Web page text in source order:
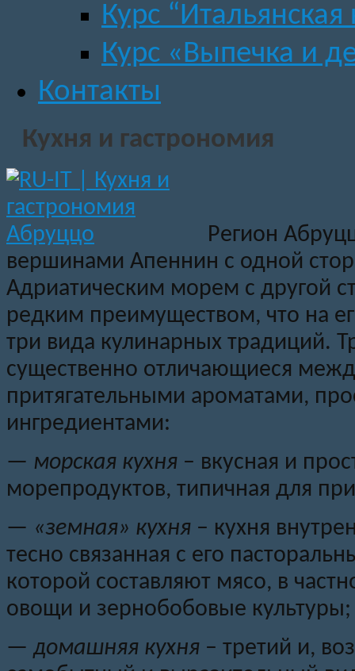
Курс “Итальянская
Курс «Выпечка и
Контакты
Кухня и гастрономия
Регион
вершинами Апеннин с одной
Адриатическим морем с другой
редким преимуществом, что на
три вида кулинарных традиций.
существенно отличающиеся
притягательными ароматами,
ингредиентами:
— морская кухня – вкусная и
морепродуктов, типичная для
— «земная» кухня – кухня
тесно связанная с его
которой составляют мясо, в
овощи и зернобобовые культуры;
— домашняя кухня – третий и,